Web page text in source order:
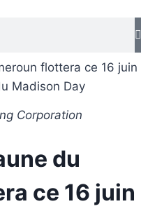
Corporation
du
ce 16 juin